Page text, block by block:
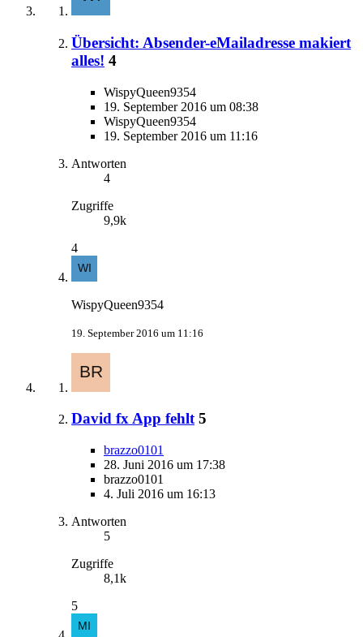
Übersicht: Absender-eMailadresse makiert
alles! 4
WispyQueen9354
19. September 2016 um 08:38
WispyQueen9354
19. September 2016 um 11:16
Antworten
4
Zugriffe
9,9k
4
WispyQueen9354
19. September 2016 um 11:16
David fx App fehlt 5
brazzo0101
28. Juni 2016 um 17:38
brazzo0101
4. Juli 2016 um 16:13
Antworten
5
Zugriffe
8,1k
5